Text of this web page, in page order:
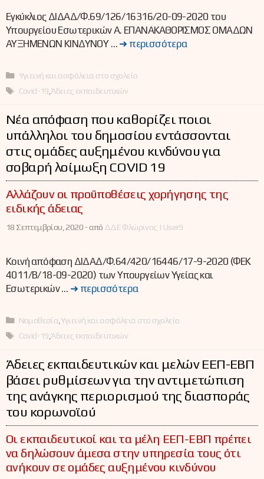
Εγκύκλιος ΔΙΔΑΔ/Φ.69/126/16316/20-09-2020 του
Υπουργείου Εσωτερικών Α. ΕΠΑΝΑΚΑΘΟΡΙΣΜΟΣ ΟΜΑΔΩΝ
ΑΥΞΗΜΕΝΩΝ ΚΙΝΔΥΝΟΥ … ➜ περισσότερα
Κατηγορίες
Υγιεινή και ασφάλεια στο σχολείο
Ετικέτες
Covid-19 Άδειες εκπαιδευτικών
Νέα απόφαση που καθορίζει ποιοι
υπάλληλοι του δημοσίου εντάσσονται
στις ομάδες αυξημένου κινδύνου για
σοβαρή λοίμωξη COVID 19
Αλλάζουν οι προϋποθέσεις χορήγησης της
ειδικής άδειας
18 Σεπτεμβρίου, 2020 -από ΔΔΕ Φλώρινας | User9
Κοινή απόφαση ΔΙΔΑΔ/Φ.64/420/16446/17-9-2020 (ΦΕΚ
4011/Β/18-09-2020) των Υπουργείων Υγείας και
Εσωτερικών … ➜ περισσότερα
Κατηγορίες
Νομοθεσία Υγιεινή και ασφάλεια στο σχολείο
Ετικέτες
Covid-19 Άδειες εκπαιδευτικών
Άδειες εκπαιδευτικών και μελών ΕΕΠ-ΕΒΠ
βάσει ρυθμίσεων για την αντιμετώπιση
της ανάγκης περιορισμού της διασποράς
του κορωνοϊού
Οι εκπαιδευτικοί και τα μέλη ΕΕΠ-ΕΒΠ πρέπει
να δηλώσουν άμεσα στην υπηρεσία τους ότι
ανήκουν σε ομάδες αυξημένου κινδύνου